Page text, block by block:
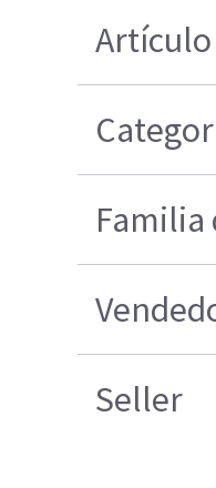
Artículo
Familia
Seller